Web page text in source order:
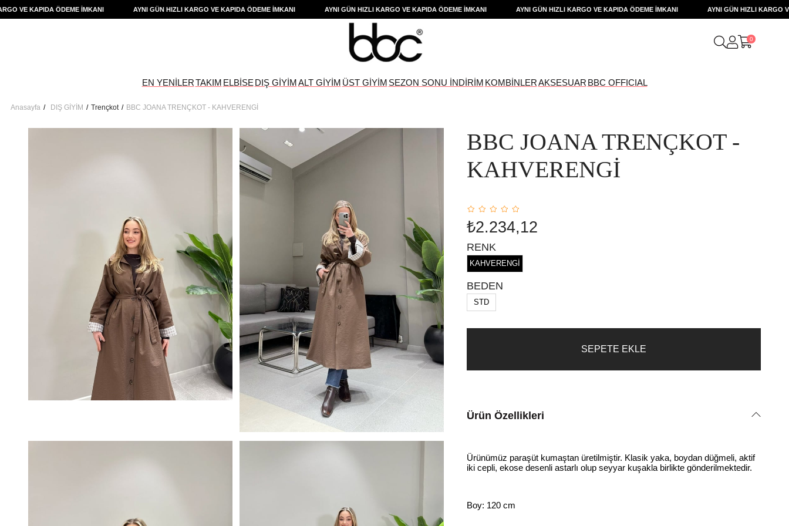
VE KAPIDA ÖDEME İMKANI AYNI GÜN HIZLI KARGO VE KAPIDA ÖDEME İMKANI AYNI GÜN HIZLI KARGO VE KAPIDA ÖDEME İMKANI AYNI GÜN HIZLI KARGO VE KAPIDA ÖDEME İMKANI AYNI GÜN HIZLI KARGO VE
0
EN YENİLERTAKIM ELBİSE DIŞ GİYİMALT GİYİM ÜST GİYİM SEZON SONU İNDİRİM KOMBİNLERAKSESUAR BBC OFFICIAL
Anasayfa DIŞ GİYİM Trençkot BBC JOANA TRENÇKOT - KAHVERENGİ
BBC JOANA TRENÇKOT -
KAHVERENGİ
₺2.234,12
RENK
KAHVERENGİ
BEDEN
STD
Ürün Özellikleri
Ürünümüz paraşüt kumaştan üretilmiştir. Klasik yaka, boydan düğmeli, aktif
iki cepli, ekose desenli astarlı olup seyyar kuşakla birlikte gönderilmektedir.
Boy: 120 cm